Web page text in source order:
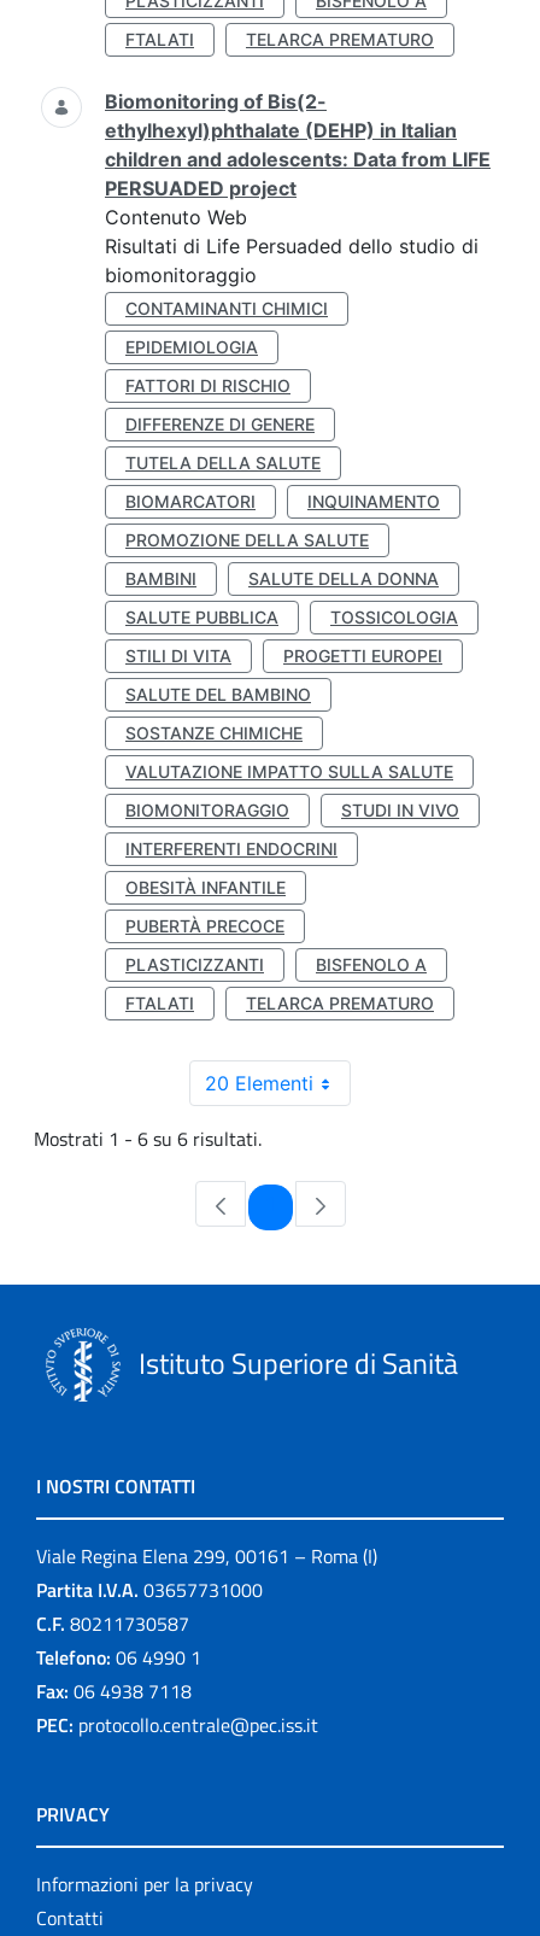
FTALATI
TELARCA PREMATURO
Biomonitoring of Bis(2-
ethylhexyl)phthalate (DEHP) in Italian
children and adolescents: Data from LIFE
PERSUADED project
Contenuto Web
Risultati di Life Persuaded dello studio di
biomonitoraggio
CONTAMINANTI CHIMICI
EPIDEMIOLOGIA
FATTORI DI RISCHIO
DIFFERENZE DI GENERE
TUTELA DELLA SALUTE
BIOMARCATORI
INQUINAMENTO
PROMOZIONE DELLA SALUTE
BAMBINI
SALUTE DELLA DONNA
SALUTE PUBBLICA
TOSSICOLOGIA
STILI DI VITA
PROGETTI EUROPEI
SALUTE DEL BAMBINO
SOSTANZE CHIMICHE
VALUTAZIONE IMPATTO SULLA SALUTE
BIOMONITORAGGIO
STUDI IN VIVO
INTERFERENTI ENDOCRINI
OBESITÀ INFANTILE
PUBERTÀ PRECOCE
PLASTICIZZANTI
BISFENOLO A
FTALATI
TELARCA PREMATURO
20 Elementi
Mostrati 1 - 6 su 6 risultati.
Pagina
Istituto Superiore di Sanità
I NOSTRI CONTATTI
Viale Regina Elena 299, 00161 – Roma (I)
Partita I.V.A. 03657731000
C.F. 80211730587
Telefono: 06 4990 1
Fax: 06 4938 7118
PEC: protocollo.centrale@pec.iss.it
PRIVACY
Informazioni per la privacy
Contatti